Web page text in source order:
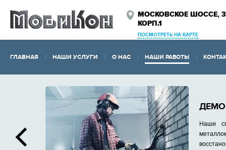
МОСКОВСКОЕ ШОССЕ,
КОРП.1
ПОСМОТРЕТЬ НА КАРТЕ
ГЛАВНАЯ НАШИ УСЛУГИ О НАС НАШИ РАБОТЫ
Наши